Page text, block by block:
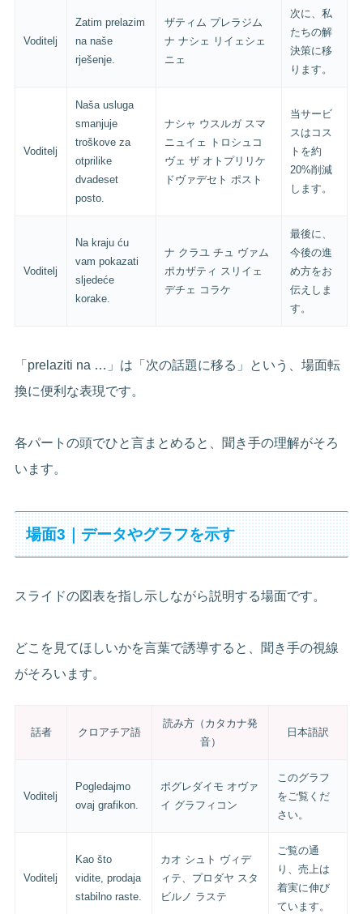
Voditelj
Zatim prelazim
na naše
rješenje.
ザティム プレラジム
ナ ナシェ リイェシェ
ニェ
次に、私
たちの解
決策に移
ります。
Voditelj
Naša usluga
smanjuje
troškove za
otprilike
dvadeset
posto.
ナシャ ウスルガ スマ
ニュイェ トロシュコ
ヴェ ザ オトプリリケ
ドヴァデセト ポスト
当サービ
スはコス
トを約
20%削減
します。
Voditelj
Na kraju ću
vam pokazati
sljedeće
korake.
ナ クラユ チュ ヴァム
ポカザティ スリイェ
デチェ コラケ
最後に、
今後の進
め方をお
伝えしま
す。
「prelaziti na …」は「次の話題に移る」という、場面転
換に便利な表現です。
各パートの頭でひと言まとめると、聞き手の理解がそろ
います。
場面3｜データやグラフを示す
スライドの図表を指し示しながら説明する場面です。
どこを見てほしいかを言葉で誘導すると、聞き手の視線
がそろいます。
話者 クロアチア語
読み方（カタカナ発
音）
日本語訳
Voditelj
Pogledajmo
ovaj grafikon.
ポグレダイモ オヴァ
イ グラフィコン
このグラフ
をご覧くだ
さい。
Voditelj
Kao što
vidite, prodaja
stabilno raste.
カオ シュト ヴィデ
ィテ、プロダヤ スタ
ビルノ ラステ
ご覧の通
り、売上は
着実に伸び
ています。